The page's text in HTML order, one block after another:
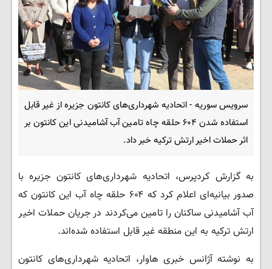
سرویس سوریه - اتحادیه شهرداری‌های کانتون جزیره از غیر قابل
استفاده شدن ۶۰۴ حلقه چاه تامین آب آشامیدنی این کانتون بر
اثر حملات اخیر ارتش ترکیه خبر داد.
به گزارش کردپرس، اتحادیه شهرداری‌های کانتون جزیره با
صدور بیانیه‌ای اعلام کرد که ۶۰۴ حلقه چاه آب این کانتون که
آب آشامیدنی ساکنان را تامین می‌کردند در جریان حملات اخیر
ارتش ترکیه به این منطقه غیر قابل استفاده شده‌اند.
به نوشته آژانس خبری هاوار، اتحادیه شهرداری‌های کانتون